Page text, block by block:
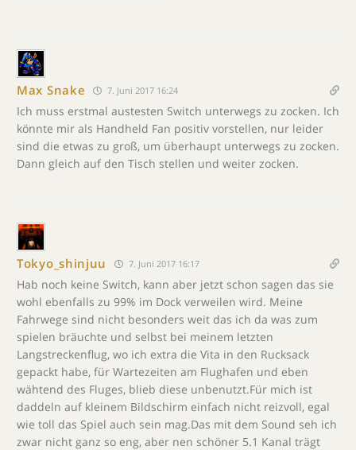
Max Snake 7. Juni 2017 16:24
Ich muss erstmal austesten Switch unterwegs zu zocken. Ich
könnte mir als Handheld Fan positiv vorstellen, nur leider
sind die etwas zu groß, um überhaupt unterwegs zu zocken.
Dann gleich auf den Tisch stellen und weiter zocken.
Tokyo_shinjuu 7. Juni 2017 16:17
Hab noch keine Switch, kann aber jetzt schon sagen das sie
wohl ebenfalls zu 99% im Dock verweilen wird. Meine
Fahrwege sind nicht besonders weit das ich da was zum
spielen bräuchte und selbst bei meinem letzten
Langstreckenflug, wo ich extra die Vita in den Rucksack
gepackt habe, für Wartezeiten am Flughafen und eben
wähtend des Fluges, blieb diese unbenutzt.Für mich ist
daddeln auf kleinem Bildschirm einfach nicht reizvoll, egal
wie toll das Spiel auch sein mag.Das mit dem Sound seh ich
zwar nicht ganz so eng, aber nen schöner 5.1 Kanal trägt